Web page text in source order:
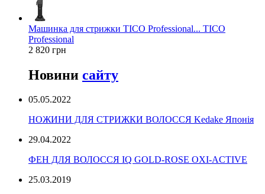
Машинка для стрижки TICO Professional... TICO
Professional
2 820 грн
Новини сайту
05.05.2022
НОЖИНИ ДЛЯ СТРИЖКИ ВОЛОССЯ Kedake Японія
29.04.2022
ФЕН ДЛЯ ВОЛОССЯ IQ GOLD-ROSE OXI-ACTIVE
25.03.2019